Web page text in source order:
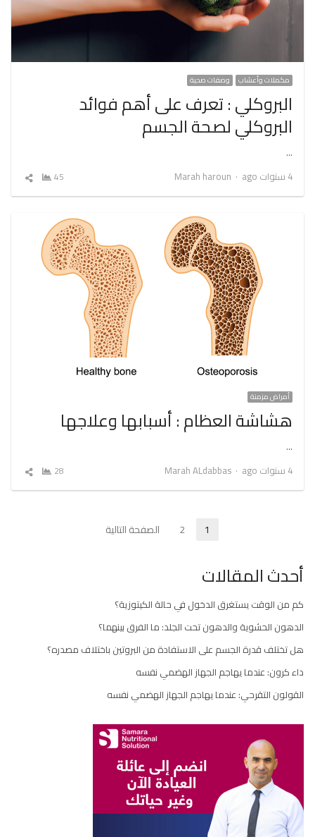
مكملات وأعشاب وصفات صحية
البروكلي : تعرف على أهم فوائد
البروكلي لصحة الجسم
…
4 سنوات ago
Author
Marah haroun
45
شارك
أمراض مزمنة
هشاشة العظام : أسبابها وعلاجها
…
4 سنوات ago
Author
Marah ALdabbas
28
شارك
المقالات
Page 1
Page 2 الصفحة التالية
أحدث المقالات
كم من الوقت يستغرق الدخول في حالة الكيتوزية؟
الدهون الحشوية والدهون تحت الجلد: ما الفرق بينهما؟
هل تختلف قدرة الجسم على الاستفادة من البروتين باختلاف مصدره؟
داء كرون: عندما يهاجم الجهاز الهضمي نفسه
القولون التقرحي: عندما يهاجم الجهاز الهضمي نفسه